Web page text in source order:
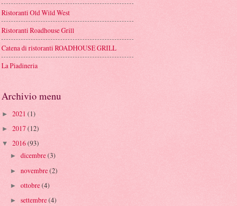
Ristoranti Old Wild West
Ristoranti Roadhouse Grill
Catena di ristoranti ROADHOUSE GRILL
La Piadineria
Archivio menu
► 2021 (1)
► 2017(12)
▼ 2016(93)
► dicembre(3)
► novembre(2)
► ottobre(4)
► settembre(4)